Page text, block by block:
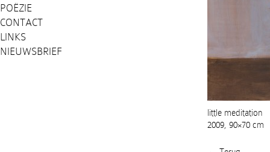
POËZIE
CONTACT
LINKS
NIEUWSBRIEF
little meditation
2009, 90×70 cm